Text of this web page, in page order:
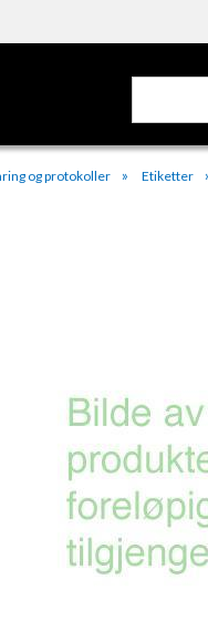
og protokoller Etiketter